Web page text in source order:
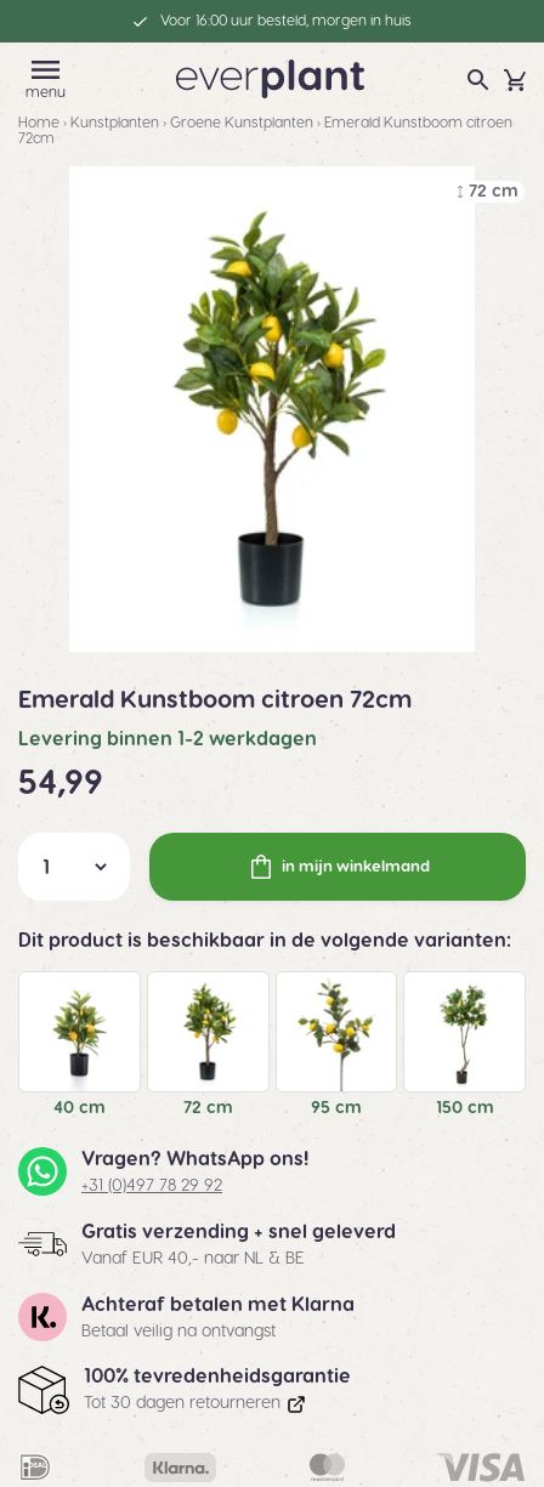
Voor 16:00 uur besteld, morgen in huis
menu
Home › Kunstplanten › Groene Kunstplanten › Emerald Kunstboom citroen
72cm
72 cm
Emerald Kunstboom citroen 72cm
Levering binnen 1-2 werkdagen
54,99
in mijn winkelmand
Dit product is beschikbaar in de volgende varianten:
40 cm 72 cm 95 cm 150 cm
Vragen? WhatsApp ons!
+31 (0)497 78 29 92
Gratis verzending + snel geleverd
Vanaf EUR 40,- naar NL & BE
Achteraf betalen met Klarna
Betaal veilig na ontvangst
100% tevredenheidsgarantie
Tot 30 dagen retourneren